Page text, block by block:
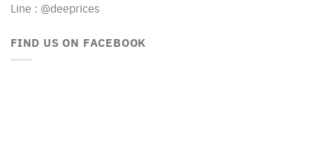
Line : @deeprices
FIND US ON FACEBOOK